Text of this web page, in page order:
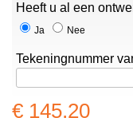
Heeft u al een
Ja Nee
Tekeningnummer
€ 145,20